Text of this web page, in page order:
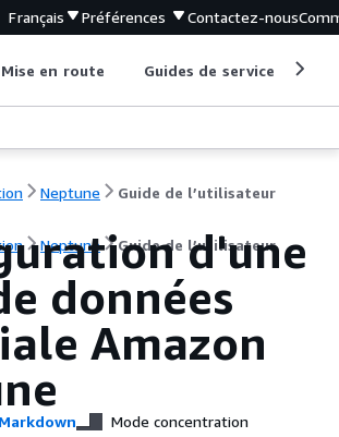
Français Préférences Contactez-nous
Mise en route Guides de service
Neptune Guide de l’utilisateur
Neptune Guide de l’utilisateur
d'une
données
Amazon
Markdown Mode concentration